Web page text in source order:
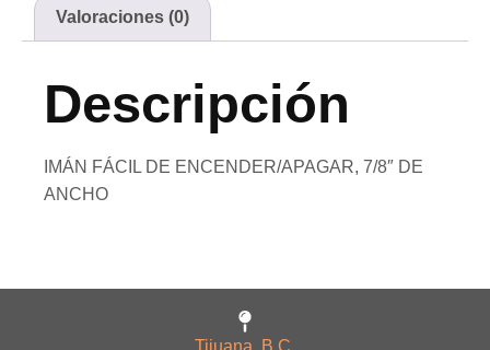
Valoraciones (0)
Descripción
IMÁN FÁCIL DE ENCENDER/APAGAR, 7/8″ DE
ANCHO